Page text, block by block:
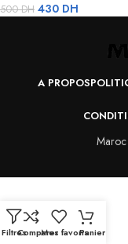
500DH 430 DH
A PROPOS
FiltresComparerMes favorisPanier